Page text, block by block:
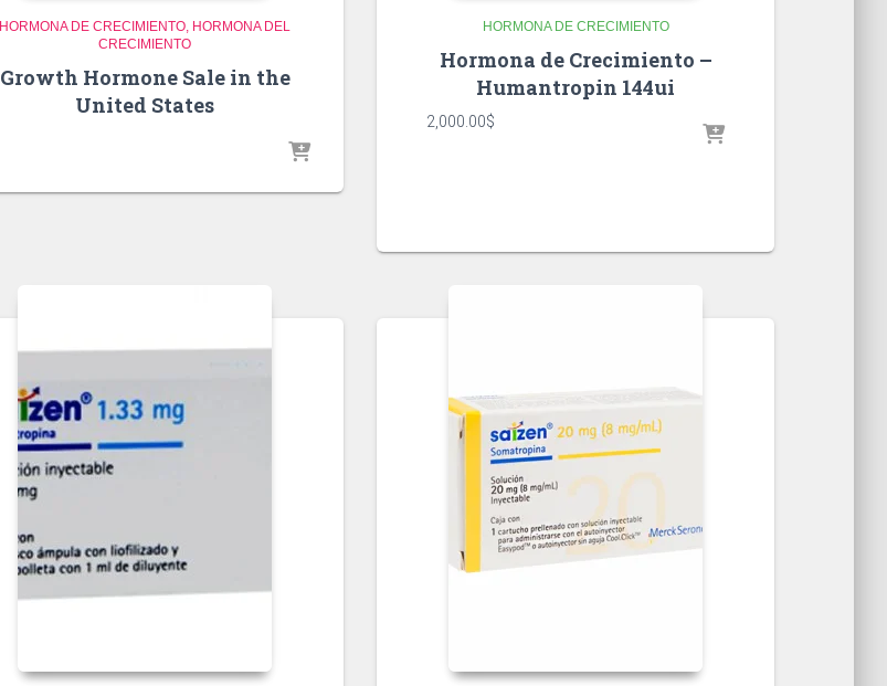
HORMONA DE CRECIMIENTO HORMONA DEL
CRECIMIENTO
Growth Hormone Sale in the
United States
HORMONA DE CRECIMIENTO
Hormona de Crecimiento –
Humantropin 144ui
2,000.00$